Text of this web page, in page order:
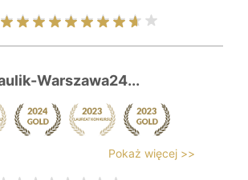
Warszawa24...
Pokaż więcej >>